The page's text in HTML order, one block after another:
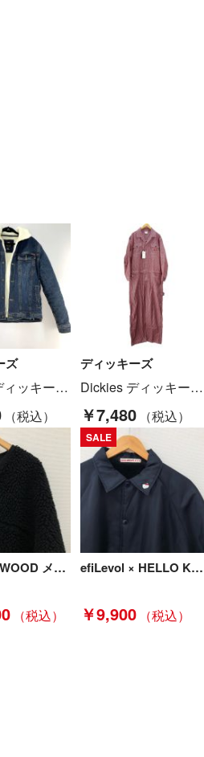
ズ
Dickies ディッキーズ デニムボアジャケット SIZE M Cランク
ディッキーズ
Dickies ディッキーズ ストレッチヒッコリーツナギ D-716 レッド 3Lサイズ Aランク
￥7,480
N.HOOLYWOOD メンズ衣料 ノーカラーフリースジャケット サイズ38 192-BL02-030 ブラック Bランク
SALE
efiLevol × HELLO KITTY MEN メンズ衣料 コーチジャケット ブラック Bランク
￥9,900